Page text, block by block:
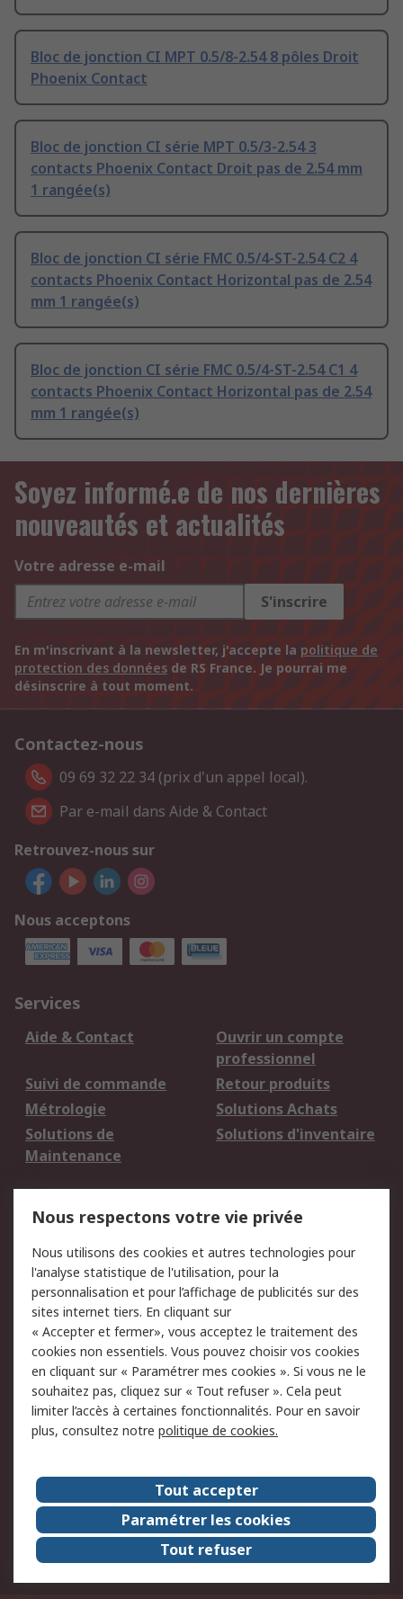
Bloc de jonction CI MPT 0.5/8-2.54 8 pôles Droit
Phoenix Contact
Bloc de jonction CI série MPT 0.5/3-2.54 3
contacts Phoenix Contact Droit pas de 2.54 mm
1 rangée(s)
Bloc de jonction CI série FMC 0.5/4-ST-2.54 C2 4
contacts Phoenix Contact Horizontal pas de 2.54
mm 1 rangée(s)
Bloc de jonction CI série FMC 0.5/4-ST-2.54 C1 4
contacts Phoenix Contact Horizontal pas de 2.54
mm 1 rangée(s)
Soyez informé.e de nos dernières
nouveautés et actualités
Votre adresse e-mail
S'inscrire
En m'inscrivant à la newsletter, j'accepte la politique de
protection des données de RS France. Je pourrai me
désinscrire à tout moment.
Contactez-nous
09 69 32 22 34 (prix d'un appel local).
Par e-mail dans Aide & Contact
Retrouvez-nous sur
Nous acceptons
Services
Aide & Contact
Ouvrir un compte
professionnel
Suivi de commande
Retour produits
Métrologie
Solutions Achats
Solutions de
Maintenance
Solutions d'inventaire
du site
Politique de protection
des données - Mise à
jour
Sécurité des E-mails
Conditions générales
de vente
Politique anti-
corruption
Campagnes marketing
A propos de RS
A propos de RS France
Evénements
Le groupe RS Group Plc
Presse
RS dans le monde
Démarche RSE
Nous rejoindre
RS Particuliers
Nous respectons votre vie privée
Nous utilisons des cookies et autres technologies pour
l'analyse statistique de l'utilisation, pour la
personnalisation et pour l’affichage de publicités sur des
sites internet tiers. En cliquant sur
« Accepter et fermer», vous acceptez le traitement des
cookies non essentiels. Vous pouvez choisir vos cookies
en cliquant sur « Paramétrer mes cookies ». Si vous ne le
souhaitez pas, cliquez sur « Tout refuser ». Cela peut
limiter l’accès à certaines fonctionnalités. Pour en savoir
plus, consultez notre politique de cookies.
Tout accepter
Paramétrer les cookies
Tout refuser